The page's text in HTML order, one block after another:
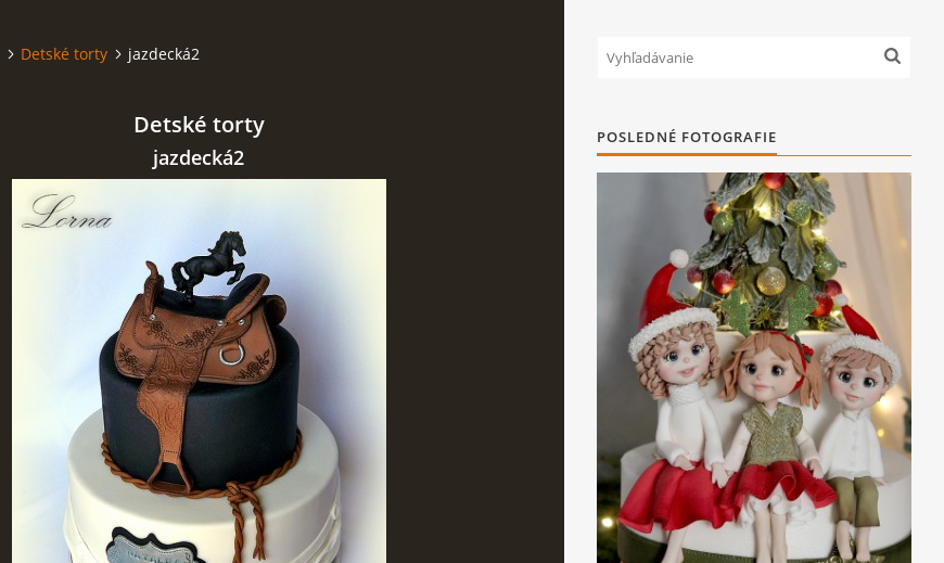
Detské torty jazdecká2
Detské torty
jazdecká2
POSLEDNÉ FOTOGRAFIE